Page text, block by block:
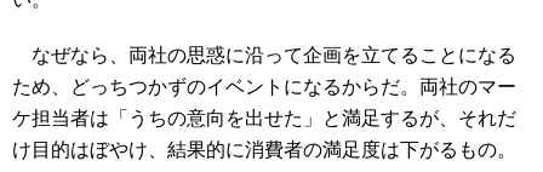
なぜなら、両社の思惑に沿って企画を立てることになる
ため、どっちつかずのイベントになるからだ。両社のマー
ケ担当者は「うちの意向を出せた」と満足するが、それだ
け目的はぼやけ、結果的に消費者の満足度は下がるもの。